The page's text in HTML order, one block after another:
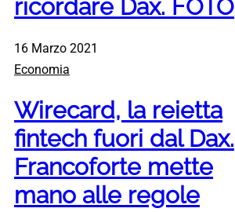
ricordare Dax. FOTO
16 Marzo 2021
Economia
Wirecard, la reietta
fintech fuori dal Dax.
Francoforte mette
mano alle regole